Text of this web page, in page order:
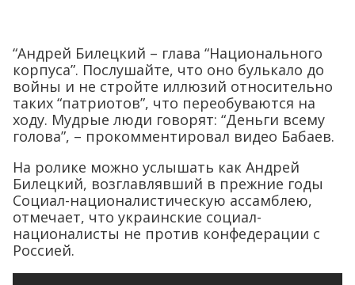
“Андрей Билецкий – глава “Национального
корпуса”. Послушайте, что оно булькало до
войны и не стройте иллюзий относительно
таких “патриотов”, что переобуваются на
ходу. Мудрые люди говорят: “Деньги всему
голова”, – прокомментировал видео Бабаев.
На ролике можно услышать как Андрей
Билецкий, возглавлявший в прежние годы
Социал-националистическую ассамблею,
отмечает, что украинские социал-
националисты не против конфедерации с
Россией.